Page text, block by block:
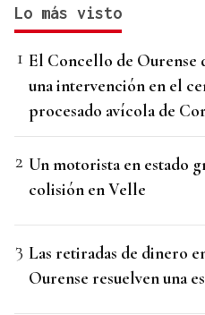
Lo más visto
El Concello de Ourense
una intervención en el
procesado avícola de
Un motorista en estado
colisión en Velle
Las retiradas de dinero
Ourense resuelven una